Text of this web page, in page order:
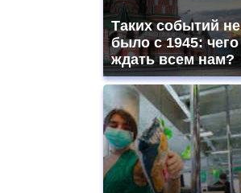
Таких событий не
было с 1945: чего
ждать всем нам?